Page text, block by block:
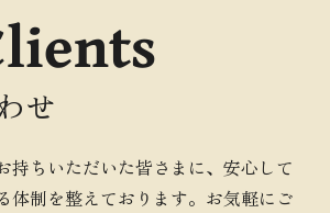
せ
持ちいただいた皆さまに、安心して
体制を整えております。お気軽にご